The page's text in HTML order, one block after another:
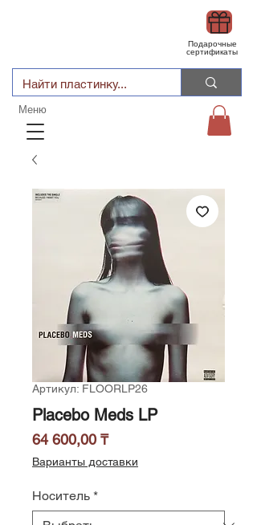
Меню
Подарочные
сертификаты
Артикул: FLOORLP26
Placebo Meds LP
64 600,00 ₸Цена
Варианты доставки
Носитель *